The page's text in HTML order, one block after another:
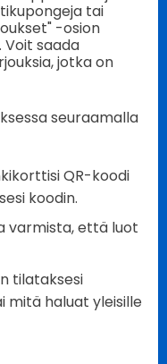
tai
-osion
Voit saada
jotka on
seuraamalla
QR-koodi
koodin.
varmista, että luot
tilataksesi
mitä haluat yleisille